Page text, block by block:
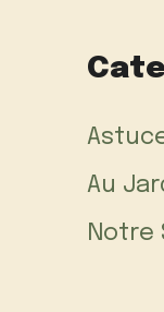
Au
Notre